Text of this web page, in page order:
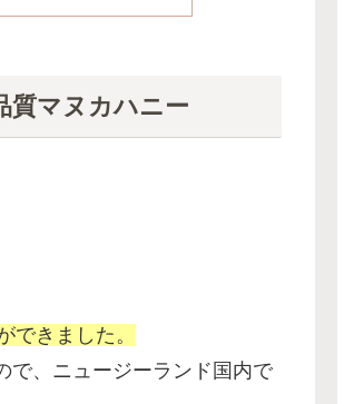
質マヌカハニー
できました。
で、ニュージーランド国内で